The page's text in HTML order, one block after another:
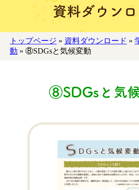
資料ダウン
トップページ » 資料ダウンロード »
動 » ⑧SDGsと気候変動
⑧SDGsと気